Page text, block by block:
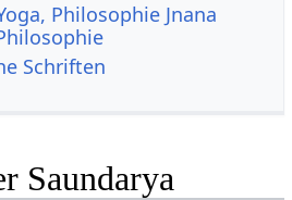
Philosophie Jnana
Schriften
Saundarya